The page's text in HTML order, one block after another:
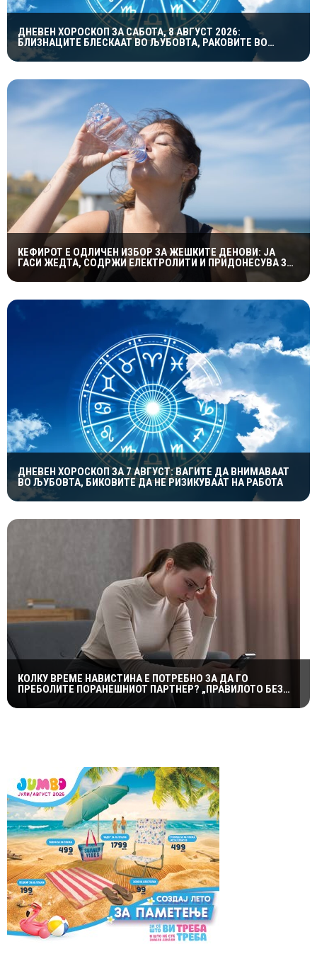
ДНЕВЕН ХОРОСКОП ЗА САБОТА, 8 АВГУСТ 2026:
БЛИЗНАЦИТЕ БЛЕСКААТ ВО ЉУБОВТА, РАКОВИТЕ ВО
КАРИЕРАТА, А ВАГИТЕ ИМААТ ОДЛИЧЕН ДЕН ЗА
ХАРМОНИЈА
КЕФИРОТ Е ОДЛИЧЕН ИЗБОР ЗА ЖЕШКИТЕ ДЕНОВИ: ЈА
ГАСИ ЖЕДТА, СОДРЖИ ЕЛЕКТРОЛИТИ И ПРИДОНЕСУВА ЗА
ЗДРАВА ДИГЕСТИЈА
ДНЕВЕН ХОРОСКОП ЗА 7 АВГУСТ: ВАГИТЕ ДА ВНИМАВААТ
ВО ЉУБОВТА, БИКОВИТЕ ДА НЕ РИЗИКУВААТ НА РАБОТА
КОЛКУ ВРЕМЕ НАВИСТИНА Е ПОТРЕБНО ЗА ДА ГО
ПРЕБОЛИТЕ ПОРАНЕШНИОТ ПАРТНЕР? „ПРАВИЛОТО БЕЗ
КОНТАКТ“ НЕ Е МАГИЧНА ФОРМУЛА